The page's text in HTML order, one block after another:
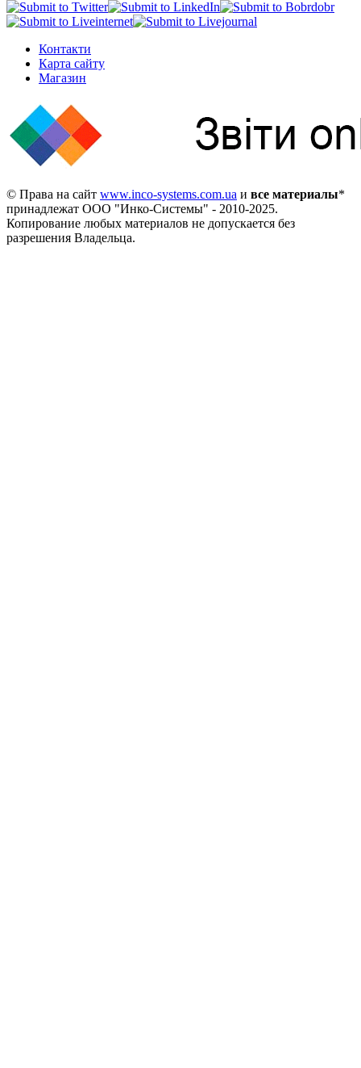
Контакти
Карта сайту
Магазин
© Права на сайт www.inco-systems.com.ua и все материалы*
принадлежат ООО "Инко-Системы" - 2010-2025.
Копирование любых материалов не допускается без
разрешения Владельца.